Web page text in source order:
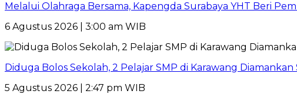
Melalui Olahraga Bersama, Kapengda Surabaya YHT Beri
6 Agustus 2026 | 3:00 am WIB
Diduga Bolos Sekolah, 2 Pelajar SMP di Karawang Diamankan
5 Agustus 2026 | 2:47 pm WIB